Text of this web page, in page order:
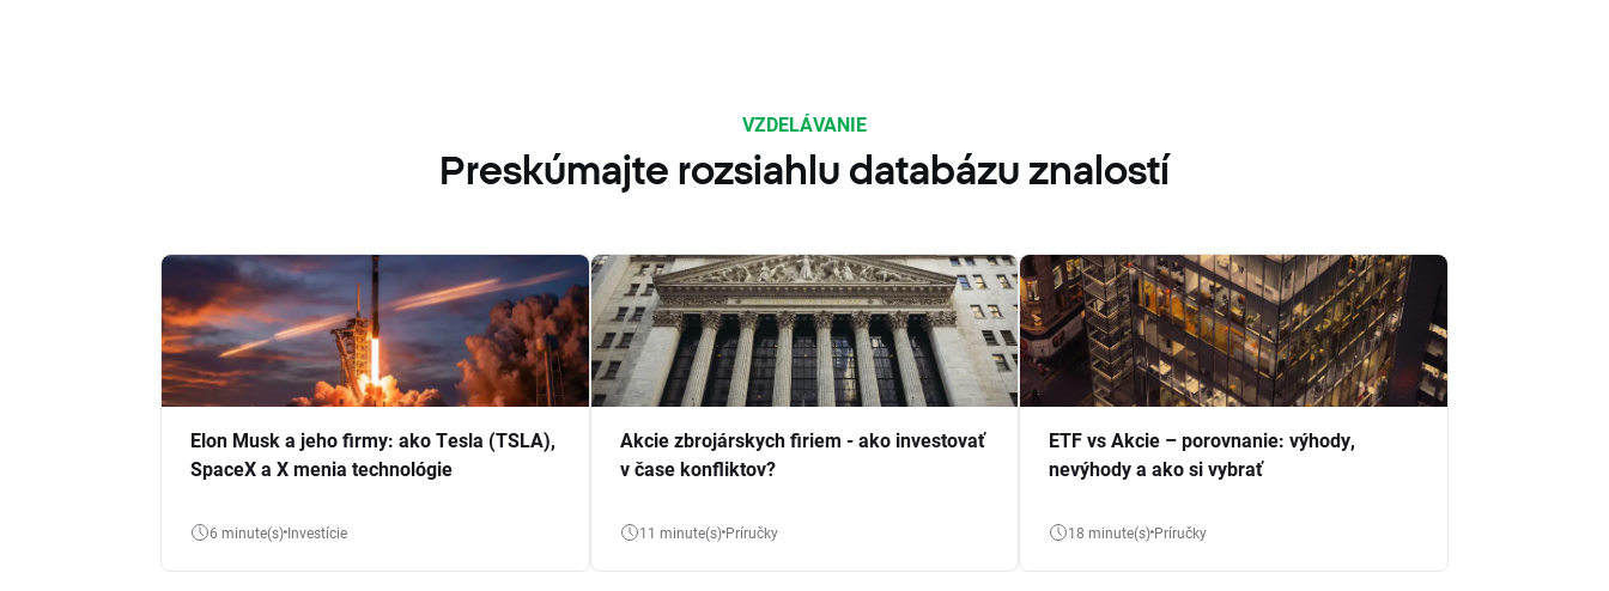
VZDELÁVANIE
Preskúmajte rozsiahlu databázu znalostí
Elon Musk a jeho firmy: ako Tesla (TSLA),
SpaceX a X menia technológie
6 minute(s) Investície
Akcie zbrojárskych firiem - ako investovať
v čase konfliktov?
11 minute(s) Príručky
ETF vs Akcie – porovnanie: výhody,
nevýhody a ako si vybrať
18 minute(s) Príručky